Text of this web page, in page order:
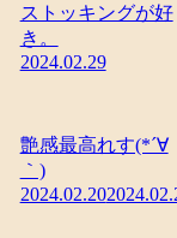
ストッキングが好
き。
2024.02.29
艶感最高れす(*´∀
｀)
2024.02.20